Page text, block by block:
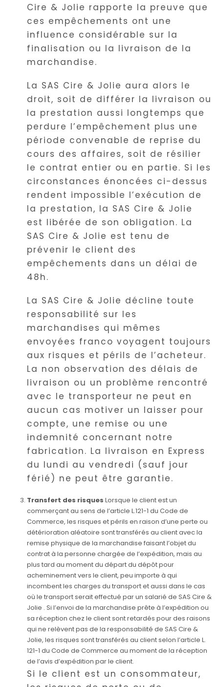
Cire & Jolie rapporte la preuve que
ces empêchements ont une
influence considérable sur la
finalisation ou la livraison de la
marchandise.
La SAS Cire & Jolie aura alors le
droit, soit de différer la livraison ou
la prestation aussi longtemps que
perdure l’empêchement plus une
période convenable de reprise du
cours des affaires, soit de résilier
le contrat entier ou en partie. Si les
circonstances énoncées ci-dessus
rendent impossible l’exécution de
la prestation, la SAS Cire & Jolie
est libérée de son obligation. La
SAS Cire & Jolie est tenu de
prévenir le client des
empêchements dans un délai de
48h.
La SAS Cire & Jolie décline toute
responsabilité sur les
marchandises qui mêmes
envoyées franco voyagent toujours
aux risques et périls de l’acheteur.
La non observation des délais de
livraison ou un problème rencontré
avec le transporteur ne peut en
aucun cas motiver un laisser pour
compte, une remise ou une
indemnité concernant notre
fabrication. La livraison en Express
du lundi au vendredi (sauf jour
férié) ne peut être garantie.
Transfert des risques Lorsque le client est un
commerçant au sens de l’article L.121-1 du Code de
Commerce, les risques et périls en raison d’une perte ou
détérioration aléatoire sont transférés au client avec la
remise physique de la marchandise faisant l’objet du
contrat à la personne chargée de l’expédition, mais au
plus tard au moment du départ du dépôt pour
acheminement vers le client, peu importe à qui
incombent les charges du transport et aussi dans le cas
où le transport serait effectué par un salarié de SAS Cire &
Jolie . Si l’envoi de la marchandise prête à l’expédition ou
sa réception chez le client sont retardés pour des raisons
qui ne relèvent pas de la responsabilité de SAS Cire &
Jolie, les risques sont transférés au client selon l’article L.
121-1 du Code de Commerce au moment de la réception
de l’avis d’expédition par le client.
Si le client est un consommateur,